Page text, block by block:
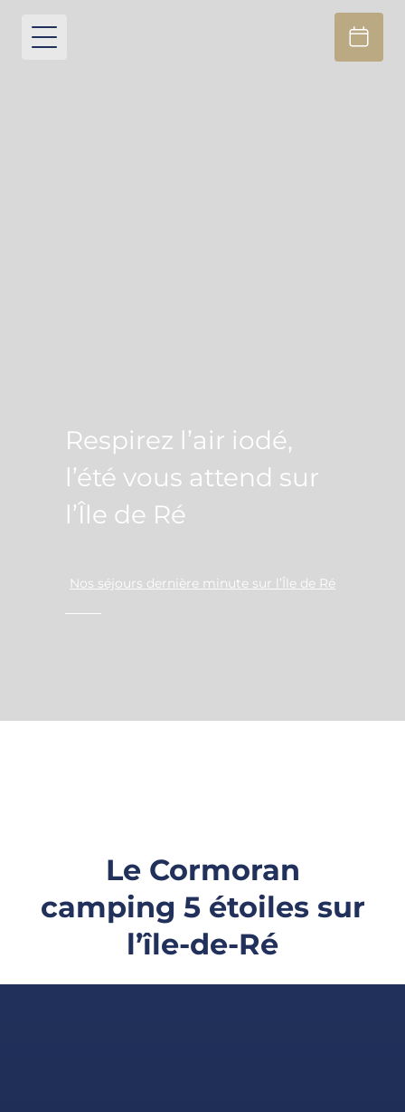
Respirez l’air iodé,
l’été vous attend sur
l’Île de Ré
Nos séjours dernière minute sur l’Île de Ré
Le Cormoran
camping 5 étoiles sur
l’île-de-Ré